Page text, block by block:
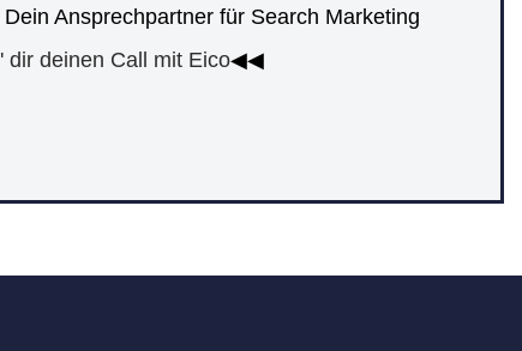
Ansprechpartner für Search Marketing
dir deinen Call mit Eico◀◀